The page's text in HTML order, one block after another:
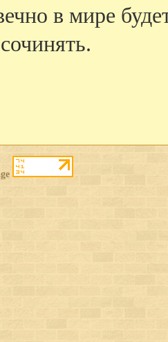
в мире